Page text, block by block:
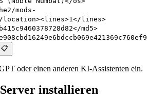
mods-
lines>
md5>
📋
oder einen anderen KI-Assistenten ein.
installieren